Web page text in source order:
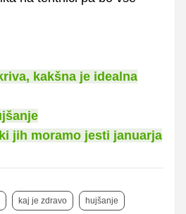
kakšna je idealna
jih moramo jesti januarja
kaj je zdravo hujšanje